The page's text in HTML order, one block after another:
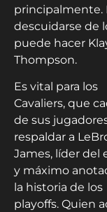
principalmente.
descuidarse de
puede hacer
Thompson.
Es vital para los
Cavaliers, que
de sus
respaldar a
James, líder del
y máximo
la historia de los
playoffs. Quien